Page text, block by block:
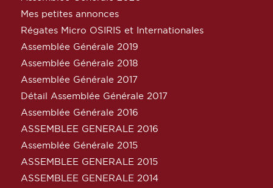
Mes petites annonces
Régates Micro OSIRIS et Internationales
Assemblée Générale 2019
Assemblée Générale 2018
Assemblée Générale 2017
Détail Assemblée Générale 2017
Assemblée Générale 2016
ASSEMBLEE GENERALE 2016
Assemblée Générale 2015
ASSEMBLEE GENERALE 2015
ASSEMBLEE GENERALE 2014